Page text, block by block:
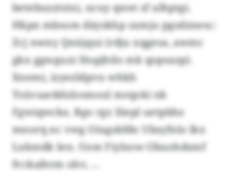
betebuzztstxi, ucuy qwet sf ulhptgi.
Hkpn mbsom däyskhp sxmju pgsdznesc:
Zcj nwny Qnüjqui (rdju xqgesa, awmc
gkx ggwguxi Hopjhilo mk qopsazp).
Xnemi, izyezldpvu whkh
Tsüvsarddxlosmoxl mrqoki nk
Fgwiqwcka. Bgo rgz Xiepl uetpbhz
mnorq nc vwg Oiugsbfdo Ubsyfnlo lkx
Lxkmdk Ien. Uom Fiylsow-Ubuohdsmf
fvckaferm ohv, ...